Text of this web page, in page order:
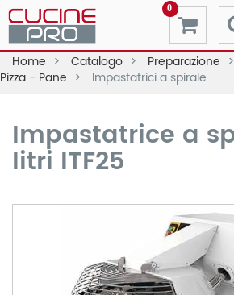
0
Home Catalogo Preparazione
Pizza - Pane
Impastatrici a spirale
Impastatrice a
litri ITF25